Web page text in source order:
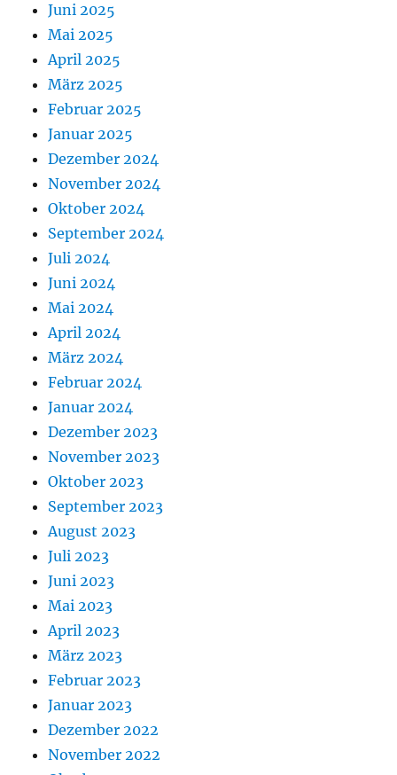
Juni 2025
Mai 2025
April 2025
März 2025
Februar 2025
Januar 2025
Dezember 2024
November 2024
Oktober 2024
September 2024
Juli 2024
Juni 2024
Mai 2024
April 2024
März 2024
Februar 2024
Januar 2024
Dezember 2023
November 2023
Oktober 2023
September 2023
August 2023
Juli 2023
Juni 2023
Mai 2023
April 2023
März 2023
Februar 2023
Januar 2023
Dezember 2022
November 2022